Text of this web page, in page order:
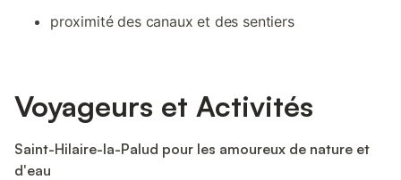
proximité des canaux et des sentiers
Voyageurs et Activités
Saint-Hilaire-la-Palud pour les amoureux de nature et
d'eau